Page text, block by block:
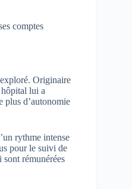
comptes
Originaire
hôpital lui a
plus d’autonomie
rythme intense
pour le suivi de
sont rémunérées